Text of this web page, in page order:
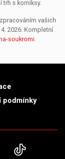
s komiksy.
vašich
2026. Kompletní
soukromi.
podmínky